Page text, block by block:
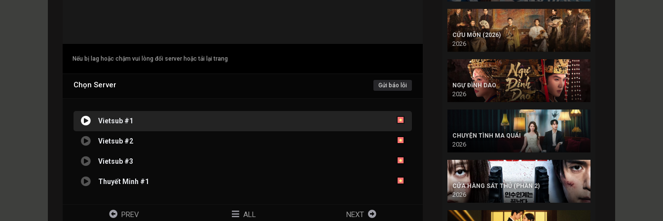
Nếu bị lag hoặc chậm vui lòng đổi server hoặc tải lại trang
Chọn Server Gửi báo lỗi
Vietsub #1
Vietsub #2
Vietsub #3
Thuyết Minh #1
PREV ALL NEXT
CỬU MÔN (2026)
2026
NGỰ ĐÌNH DAO
2026
CHUYỆN TÌNH MA QUÁI
2026
CỬA HÀNG SÁT THỦ (PHẦN 2)
2026